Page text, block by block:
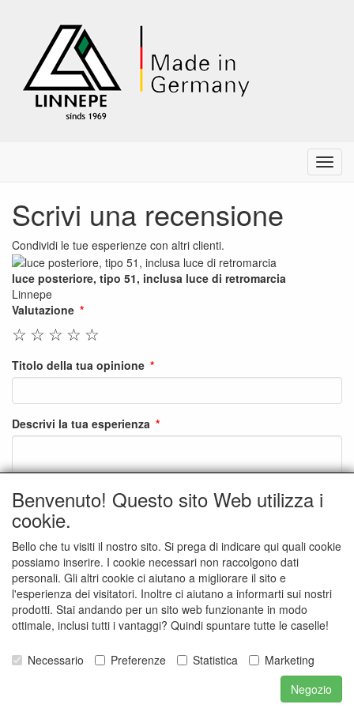
Menu
Scrivi una recensione
Condividi le tue esperienze con altri clienti.
luce posteriore, tipo 51, inclusa luce di retromarcia
Linnepe
Valutazione
☆
☆
☆
☆
☆
Titolo della tua opinione
Descrivi la tua esperienza
Nome
Come visualizzato sul nostro sito
E-mail
Sottoscrivi
Benvenuto! Questo sito Web utilizza i
cookie.
Bello che tu visiti il nostro sito. Si prega di indicare qui quali cookie
possiamo inserire. I cookie necessari non raccolgono dati
personali. Gli altri cookie ci aiutano a migliorare il sito e
l'esperienza dei visitatori. Inoltre ci aiutano a informarti sui nostri
prodotti. Stai andando per un sito web funzionante in modo
ottimale, inclusi tutti i vantaggi? Quindi spuntare tutte le caselle!
Necessario Preferenze Statistica
Marketing
Negozio